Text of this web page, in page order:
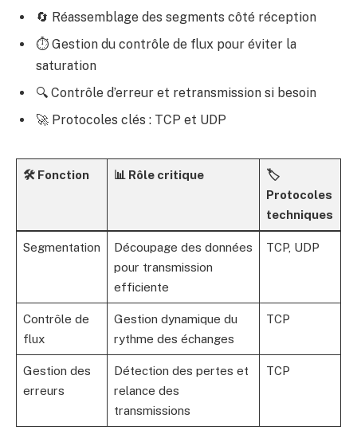
🔄 Réassemblage des segments côté réception
⏱️ Gestion du contrôle de flux pour éviter la
saturation
🔍 Contrôle d’erreur et retransmission si besoin
🚀 Protocoles clés : TCP et UDP
🛠️ Fonction 📊 Rôle critique
🏷️
Protocoles
techniques
Segmentation
Découpage des données
pour transmission
efficiente
TCP, UDP
Contrôle de
flux
Gestion dynamique du
rythme des échanges
TCP
Gestion des
erreurs
Détection des pertes et
relance des
transmissions
TCP